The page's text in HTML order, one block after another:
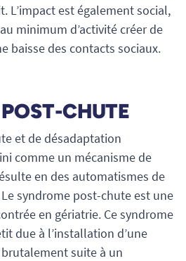
L’impact est également social,
minimum d’activité créer de
baisse des contacts sociaux.
CHUTE
et de désadaptation
comme un mécanisme de
en des automatismes de
syndrome post-chute est une
en gériatrie. Ce syndrome
due à l’installation d’une
suite à un